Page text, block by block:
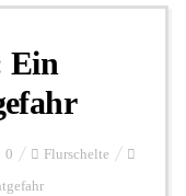
Ein
0 Flurschelte